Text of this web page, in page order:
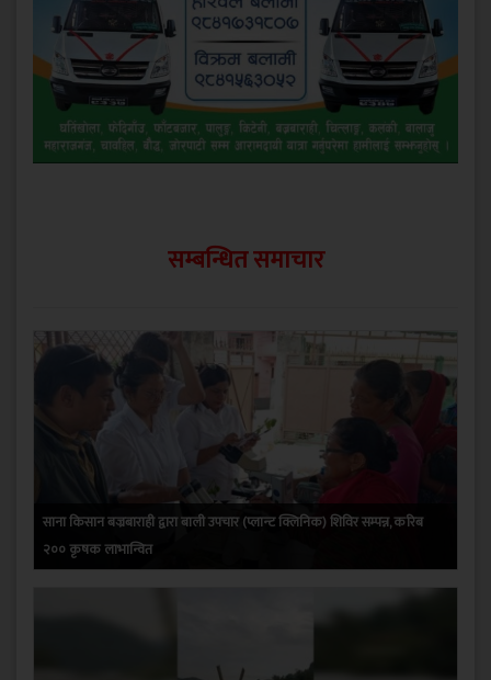
सम्बन्धित समाचार
साना किसान बज्रबाराही द्वारा बाली उपचार (प्लान्ट क्लिनिक) शिविर सम्पन्न, करिब
२०० कृषक लाभान्वित